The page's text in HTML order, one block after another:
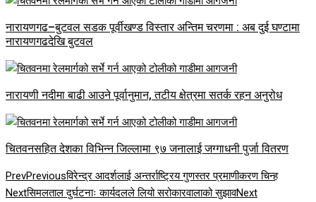
नारायणगढ–बुटवल सडक पूर्वीखण्ड विस्तार अन्तिम चरणमा : अब दुई घण्टामा
नारायणगढदेखि बुटवल
नारायणी नदीमा बाढी आउने पूर्वानुमान, तटीय क्षेत्रमा सतर्क रहन अनुरोध
चितवनसहित देशका विभिन्न जिल्लामा ९७ जनालाई जग्गाधनी पुर्जा वितरण
PrevPreviousविरेन्द्र आदर्शलाई अन्तर्राष्ट्रिय गुणस्तर प्रमाणीकरण चिन्ह
Nextसिमलताल दुर्घटनाः कार्यदलले लियो सरोकारवालाको सुझावNext